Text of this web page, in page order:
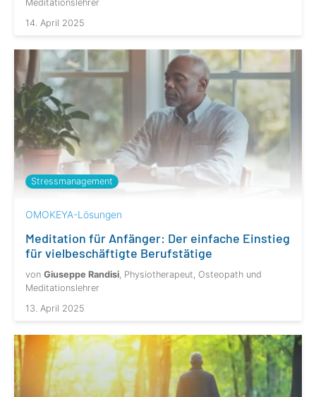
Meditationslehrer
14. April 2025
Stressmanagement
OMOKEYA-Lösungen
Meditation für Anfänger: Der einfache Einstieg
für vielbeschäftigte Berufstätige
von Giuseppe Randisi , Physiotherapeut, Osteopath und
Meditationslehrer
13. April 2025